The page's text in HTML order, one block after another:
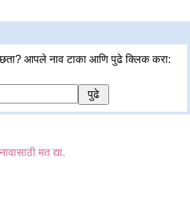
आपले नाव टाका आणि पुढे क्लिक करा:
मत द्या.